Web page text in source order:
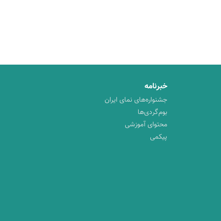
خبرنامه
جشنواره‌های نمای ایران
بوم‌گردی‌ها
محتوای آموزشی
پیکمی